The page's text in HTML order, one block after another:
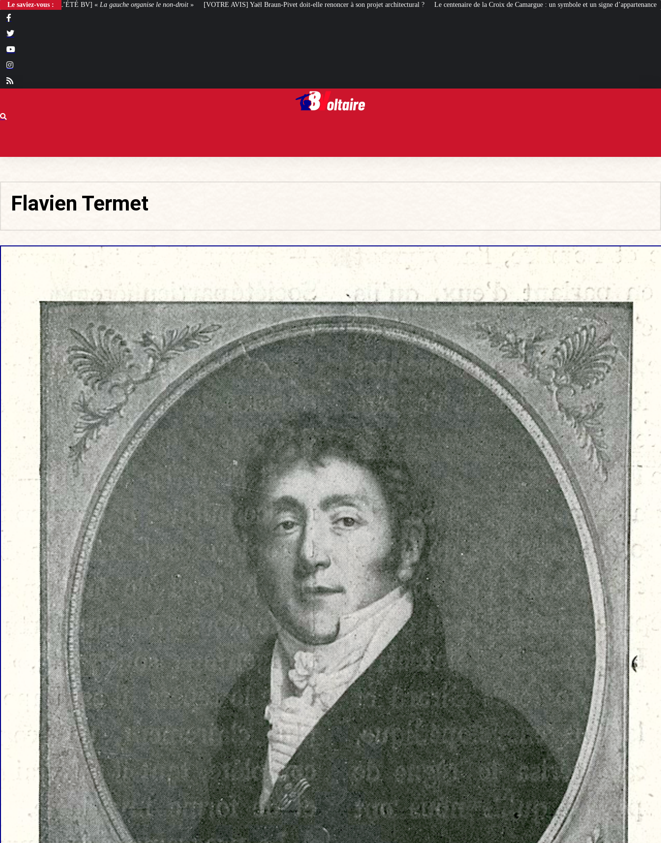
Le saviez-vous :
BV] «La gauche organise le non-droit» [VOTRE AVIS] Yaël Braun-Pivet doit-elle renoncer à son projet architectural ? Le centenaire de la Croix de Camargue : un symbole et un signe d’appartenance [ROMANS D’ÉTÉ]
Flavien Termet